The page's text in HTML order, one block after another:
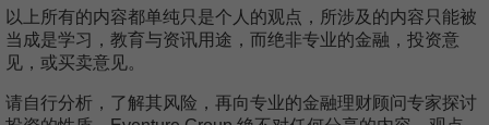
以上所有的内容都单纯只是个人的观点，所涉及的内容只能被
当成是学习，教育与资讯用途，而绝非专业的金融，投资意
见，或买卖意见。
请自行分析，了解其风险，再向专业的金融理财顾问专家探讨